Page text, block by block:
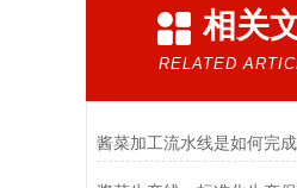
相关
RELATED